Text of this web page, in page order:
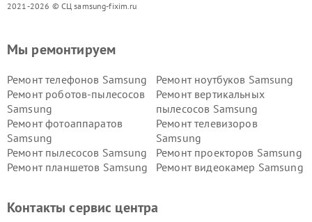
2021-2026 © СЦ samsung-fixim.ru
Мы ремонтируем
Ремонт телефонов Samsung
Ремонт ноутбуков Samsung
Ремонт роботов-пылесосов
Samsung
Ремонт вертикальных
пылесосов Samsung
Ремонт фотоаппаратов
Samsung
Ремонт телевизоров
Samsung
Ремонт пылесосов Samsung
Ремонт проекторов Samsung
Ремонт планшетов Samsung
Ремонт видеокамер Samsung
Контакты сервис центра